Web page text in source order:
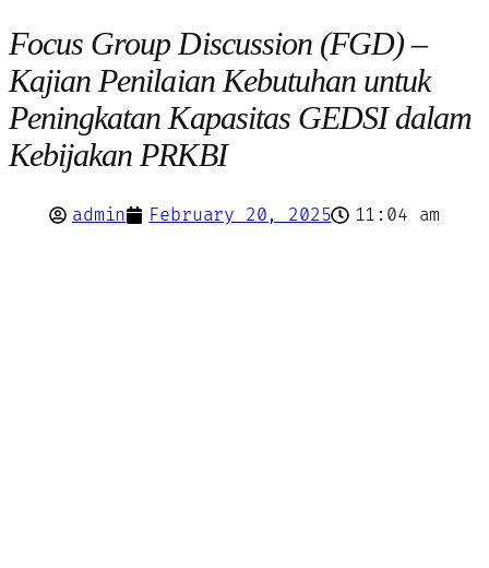
Focus Group Discussion (FGD) –
Kajian Penilaian Kebutuhan untuk
Peningkatan Kapasitas GEDSI dalam
Kebijakan PRKBI
admin February 20, 2025 11:04 am